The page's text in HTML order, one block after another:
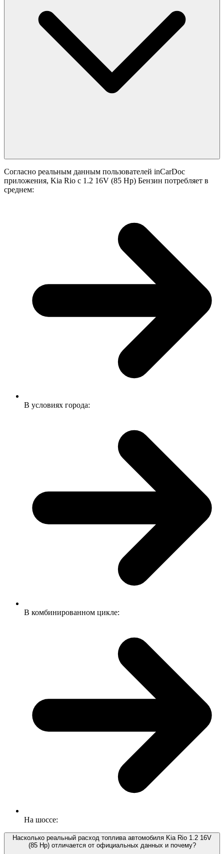
Согласно реальным данным пользователей inCarDoc
приложения, Kia Rio с 1.2 16V (85 Hp) Бензин потребляет в
среднем:
В условиях города:
В комбинированном цикле:
На шоссе:
Насколько реальный расход топлива автомобиля Kia Rio 1.2 16V
(85 Hp) отличается от официальных данных и почему?